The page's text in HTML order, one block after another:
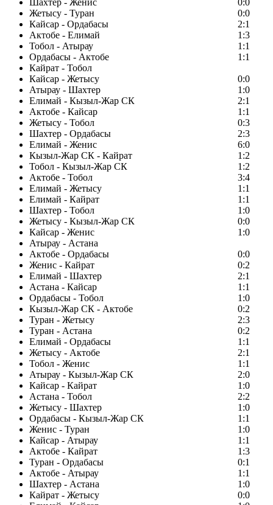
Шахтер - Женис
0:0
Жетысу - Туран
0:0
Кайсар - Ордабасы
2:1
Актобе - Елимай
1:3
Тобол - Атырау
1:1
Ордабасы - Актобе
1:1
Кайрат - Тобол
Кайсар - Жетысу
0:0
Атырау - Шахтер
1:0
Елимай - Кызыл-Жар СК
2:1
Актобе - Кайсар
1:1
Жетысу - Тобол
0:3
Шахтер - Ордабасы
2:3
Елимай - Женис
6:0
Кызыл-Жар СК - Кайрат
1:2
Тобол - Кызыл-Жар СК
1:2
Актобе - Тобол
3:4
Елимай - Жетысу
1:1
Елимай - Кайрат
1:1
Шахтер - Тобол
1:0
Жетысу - Кызыл-Жар СК
0:0
Кайсар - Женис
1:0
Атырау - Астана
Актобе - Ордабасы
0:0
Женис - Кайрат
0:2
Елимай - Шахтер
2:1
Астана - Кайсар
1:1
Ордабасы - Тобол
1:0
Кызыл-Жар СК - Актобе
0:2
Туран - Жетысу
2:3
Туран - Астана
0:2
Елимай - Ордабасы
1:1
Жетысу - Актобе
2:1
Тобол - Женис
1:1
Атырау - Кызыл-Жар СК
2:0
Кайсар - Кайрат
1:0
Астана - Тобол
2:2
Жетысу - Шахтер
1:0
Ордабасы - Кызыл-Жар СК
1:1
Женис - Туран
1:0
Кайсар - Атырау
1:1
Актобе - Кайрат
1:3
Туран - Ордабасы
0:1
Актобе - Атырау
1:1
Шахтер - Астана
1:0
Кайрат - Жетысу
0:0